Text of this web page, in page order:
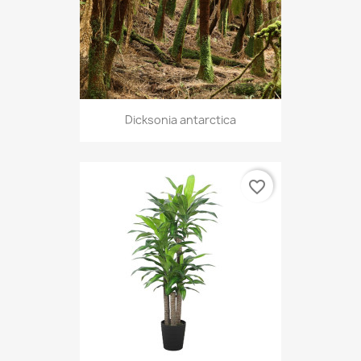
Dicksonia antarctica
favorite_border